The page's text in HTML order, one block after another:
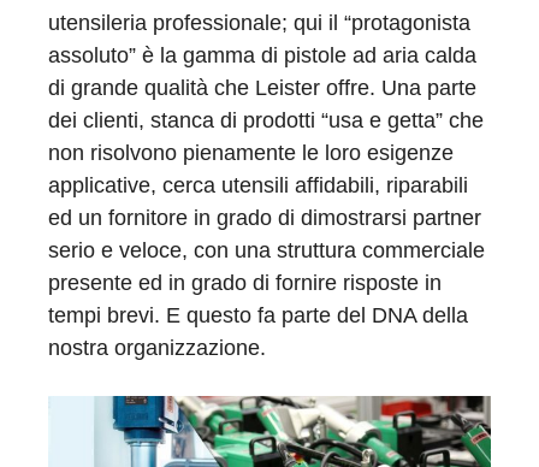
utensileria professionale; qui il “protagonista
assoluto” è la gamma di pistole ad aria calda
di grande qualità che Leister offre. Una parte
dei clienti, stanca di prodotti “usa e getta” che
non risolvono pienamente le loro esigenze
applicative, cerca utensili affidabili, riparabili
ed un fornitore in grado di dimostrarsi partner
serio e veloce, con una struttura commerciale
presente ed in grado di fornire risposte in
tempi brevi. E questo fa parte del DNA della
nostra organizzazione.